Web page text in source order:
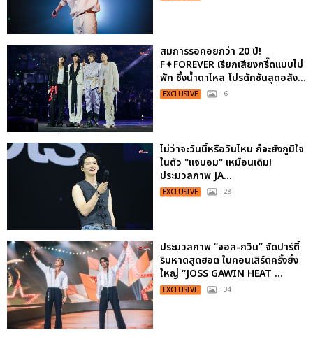
สมการรอคอยกว่า 20 ปี!
F✦FOREVER เรียกเสียงกรี๊ดแบบไม่
พัก ซึ้งน้ำตาไหล โปรดักชันสุดอลัง...
EXCLUSIVE : 6
ไม่ว่าจะวันนี้หรือวันไหน ก็จะยังภูมิใจ
ในตัว "แจบอม" เหมือนเดิม!
ประมวลภาพ JA...
EXCLUSIVE : 28
ประมวลภาพ “จอส-กวิน” จัดปาร์ตี้
ริมหาดสุดฮอต ในคอนเสิร์ตครั้งยิ่ง
ใหญ่ “JOSS GAWIN HEAT ...
EXCLUSIVE : 34